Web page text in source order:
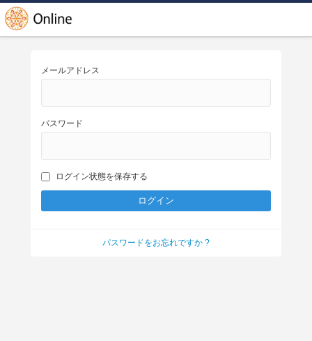
メールアドレス
パスワード
ログイン状態を保存する
パスワードをお忘れですか ?